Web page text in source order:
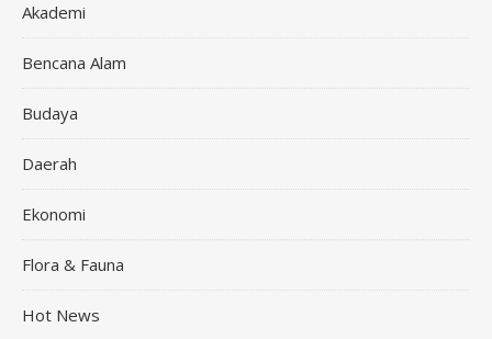
Akademi
Bencana Alam
Budaya
Daerah
Ekonomi
Flora & Fauna
Hot News